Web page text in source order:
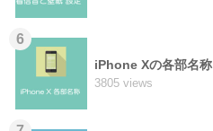
6
iPhone Xの各部名称
3805 views